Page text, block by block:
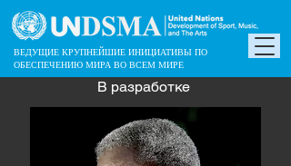
ВЕДУЩИЕ КРУПНЕЙШИЕ ИНИЦИАТИВЫ ПО
ОБЕСПЕЧЕНИЮ МИРА ВО ВСЕМ МИРЕ
В разработке